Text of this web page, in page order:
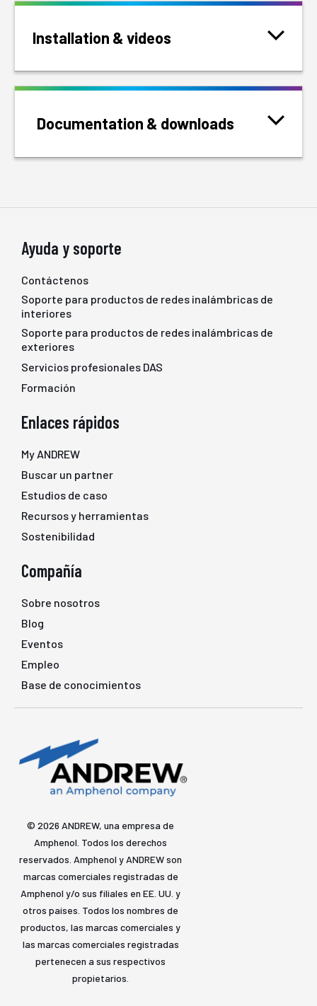
Installation & videos
Documentation & downloads
Ayuda y soporte
Contáctenos
Soporte para productos de redes inalámbricas de
interiores
Soporte para productos de redes inalámbricas de
exteriores
Servicios profesionales DAS
Formación
Enlaces rápidos
My ANDREW
Buscar un partner
Estudios de caso
Recursos y herramientas
Sostenibilidad
Compañía
Sobre nosotros
Blog
Eventos
Empleo
Base de conocimientos
© 2026 ANDREW, una empresa de
Amphenol. Todos los derechos
reservados. Amphenol y ANDREW son
marcas comerciales registradas de
Amphenol y/o sus filiales en EE. UU. y
otros países. Todos los nombres de
productos, las marcas comerciales y
las marcas comerciales registradas
pertenecen a sus respectivos
propietarios.